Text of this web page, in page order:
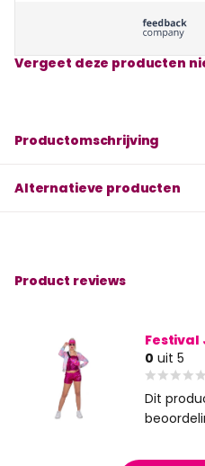
Vergeet deze producten
Productomschrijving
Alternatieve producten
Product reviews
Festival
0 uit 5
Dit